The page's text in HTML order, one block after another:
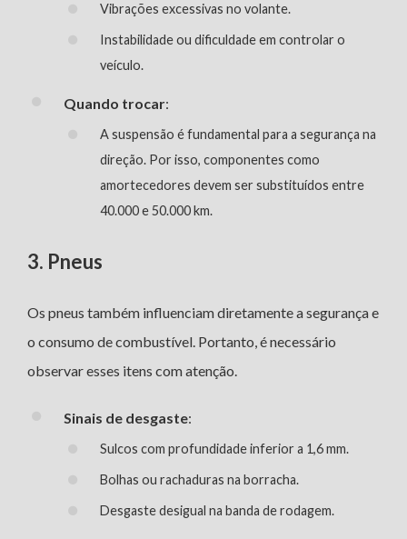
Vibrações excessivas no volante.
Instabilidade ou dificuldade em controlar o
veículo.
Quando trocar:
A suspensão é fundamental para a segurança na
direção. Por isso, componentes como
amortecedores devem ser substituídos entre
40.000 e 50.000 km.
3. Pneus
Os pneus também influenciam diretamente a segurança e
o consumo de combustível. Portanto, é necessário
observar esses itens com atenção.
Sinais de desgaste:
Sulcos com profundidade inferior a 1,6 mm.
Bolhas ou rachaduras na borracha.
Desgaste desigual na banda de rodagem.